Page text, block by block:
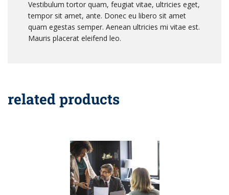
Vestibulum tortor quam, feugiat vitae, ultricies eget,
tempor sit amet, ante. Donec eu libero sit amet
quam egestas semper. Aenean ultricies mi vitae est.
Mauris placerat eleifend leo.
related products